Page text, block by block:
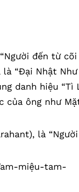
đến từ cõi
là “Đại Nhật Như
danh hiệu “Tì
của ông như
là “Người
miệu-tam-